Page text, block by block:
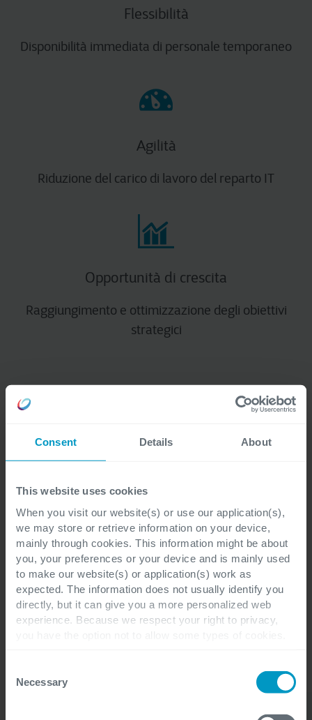
Consent Details About
This website uses cookies
When you visit our website(s) or use our application(s),
we may store or retrieve information on your device,
mainly through cookies. This information might be about
you, your preferences or your device and is mainly used
to make our website(s) or application(s) work as
expected. The information does not usually identify you
directly, but it can give you a more personalized web
experience. Because we respect your right to privacy,
you disable certain cookies, you should be aware that
certain website or application elements may be impacted
Selection
Necessary
Flessibilità
Disponibilità immediata di personale temporaneo
Agilità
Riduzione del carico di lavoro del reparto IT
Opportunità di crescita
Raggiungimento e ottimizzazione degli obiettivi
strategici
Abbiamo una profonda
conoscenza in:
Linguaggi di programmazione e
framework
Infrastruttura
Dati